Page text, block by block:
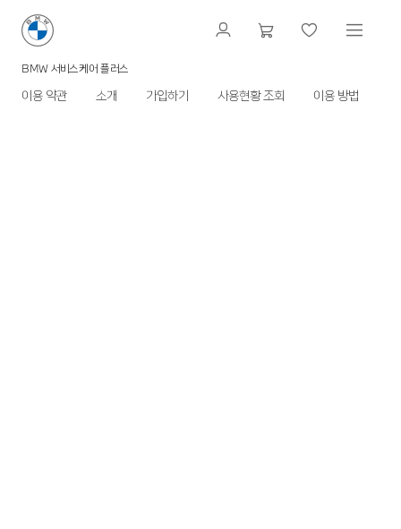
BMW 서비스케어 플러스
이용 약관 소개 가입하기 사용현황 조회 이용 방법